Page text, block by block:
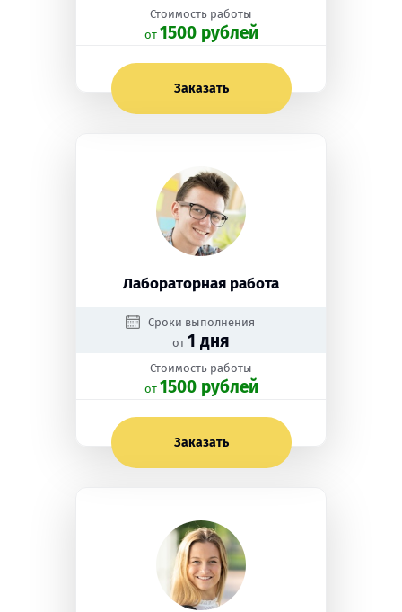
Стоимость работы
oт 1500 рублей
Заказать
Лабораторная работа
Сроки выполнения
от 1 дня
Стоимость работы
oт 1500 рублей
Заказать